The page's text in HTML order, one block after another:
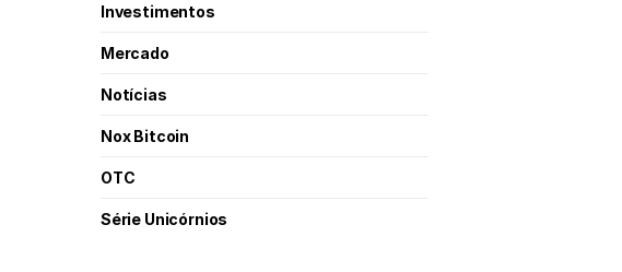
Investimentos
Mercado
Notícias
Nox Bitcoin
OTC
Série Unicórnios